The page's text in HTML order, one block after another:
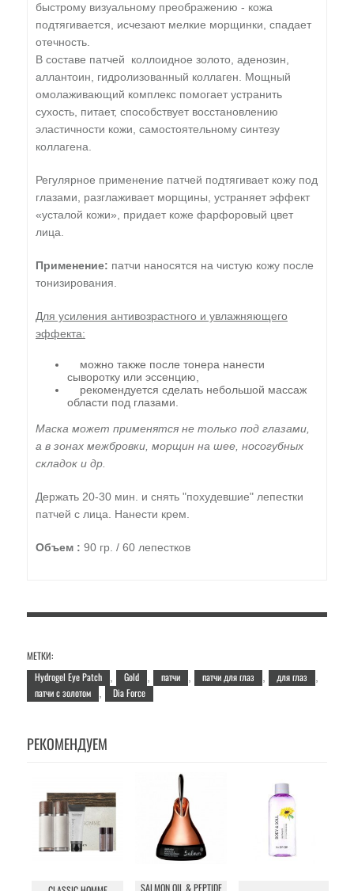
быстрому визуальному преображению - кожа
подтягивается, исчезают мелкие морщинки, спадает
отечность.
В составе патчей коллоидное золото, аденозин,
аллантоин, гидролизованный коллаген. Мощный
омолаживающий комплекс помогает устранить
сухость, питает, способствует восстановлению
эластичности кожи, самостоятельному синтезу
коллагена.
Регулярное применение патчей подтягивает кожу под
глазами, разглаживает морщины, устраняет эффект
«усталой кожи», придает коже фарфоровый цвет
лица.
Применение: патчи наносятся на чистую кожу после
тонизирования.
Для усиления антивозрастного и увлажняющего
эффекта:
можно также после тонера нанести
сыворотку или эссенцию,
рекомендуется сделать небольшой массаж
области под глазами.
Маска может применятся не только под глазами,
а в зонах межбровки, морщин на шее, носогубных
складок и др.
Держать 20-30 мин. и снять "похудевшие" лепестки
патчей с лица. Нанести крем.
Объем : 90 гр. / 60 лепестков
МЕТКИ:
Hydrogel Eye Patch
Gold патчи патчи для глаз для глаз
патчи с золотом Dia Force
РЕКОМЕНДУЕМ
SALMON OIL & PEPTIDE